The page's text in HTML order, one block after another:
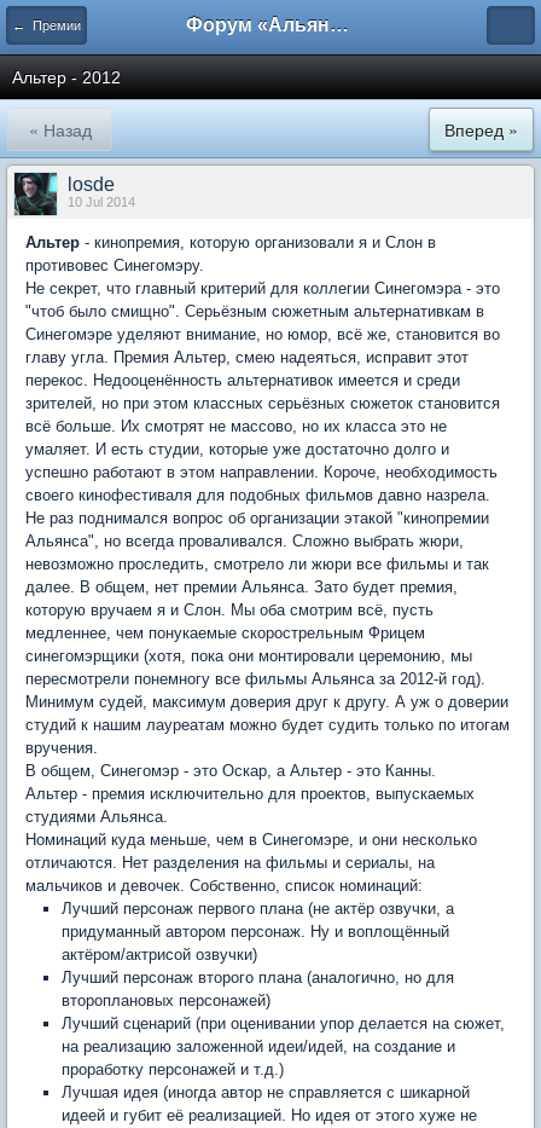
← Премии Форум «Альянса вольных переводчиков»
Альтер - 2012
« Назад Вперед »
losde
10 Jul 2014
Альтер - кинопремия, которую организовали я и Слон в
противовес Синегомэру.
Не секрет, что главный критерий для коллегии Синегомэра - это
"чтоб было смищно". Серьёзным сюжетным альтернативкам в
Синегомэре уделяют внимание, но юмор, всё же, становится во
главу угла. Премия Альтер, смею надеяться, исправит этот
перекос. Недооценённость альтернативок имеется и среди
зрителей, но при этом классных серьёзных сюжеток становится
всё больше. Их смотрят не массово, но их класса это не
умаляет. И есть студии, которые уже достаточно долго и
успешно работают в этом направлении. Короче, необходимость
своего кинофестиваля для подобных фильмов давно назрела.
Не раз поднимался вопрос об организации этакой "кинопремии
Альянса", но всегда проваливался. Сложно выбрать жюри,
невозможно проследить, смотрело ли жюри все фильмы и так
далее. В общем, нет премии Альянса. Зато будет премия,
которую вручаем я и Слон. Мы оба смотрим всё, пусть
медленнее, чем понукаемые скорострельным Фрицем
синегомэрщики (хотя, пока они монтировали церемонию, мы
пересмотрели понемногу все фильмы Альянса за 2012-й год).
Минимум судей, максимум доверия друг к другу. А уж о доверии
студий к нашим лауреатам можно будет судить только по итогам
вручения.
В общем, Синегомэр - это Оскар, а Альтер - это Канны.
Альтер - премия исключительно для проектов, выпускаемых
студиями Альянса.
Номинаций куда меньше, чем в Синегомэре, и они несколько
отличаются. Нет разделения на фильмы и сериалы, на
мальчиков и девочек. Собственно, список номинаций:
Лучший персонаж первого плана (не актёр озвучки, а
придуманный автором персонаж. Ну и воплощённый
актёром/актрисой озвучки)
Лучший персонаж второго плана (аналогично, но для
второплановых персонажей)
Лучший сценарий (при оценивании упор делается на сюжет,
на реализацию заложенной идеи/идей, на создание и
проработку персонажей и т.д.)
Лучшая идея (иногда автор не справляется с шикарной
идеей и губит её реализацией. Но идея от этого хуже не